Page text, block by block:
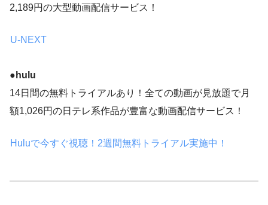
2,189円の大型動画配信サービス！
U-NEXT
●hulu
14日間の無料トライアルあり！全ての動画が見放題で月
額1,026円の日テレ系作品が豊富な動画配信サービス！
Huluで今すぐ視聴！2週間無料トライアル実施中！